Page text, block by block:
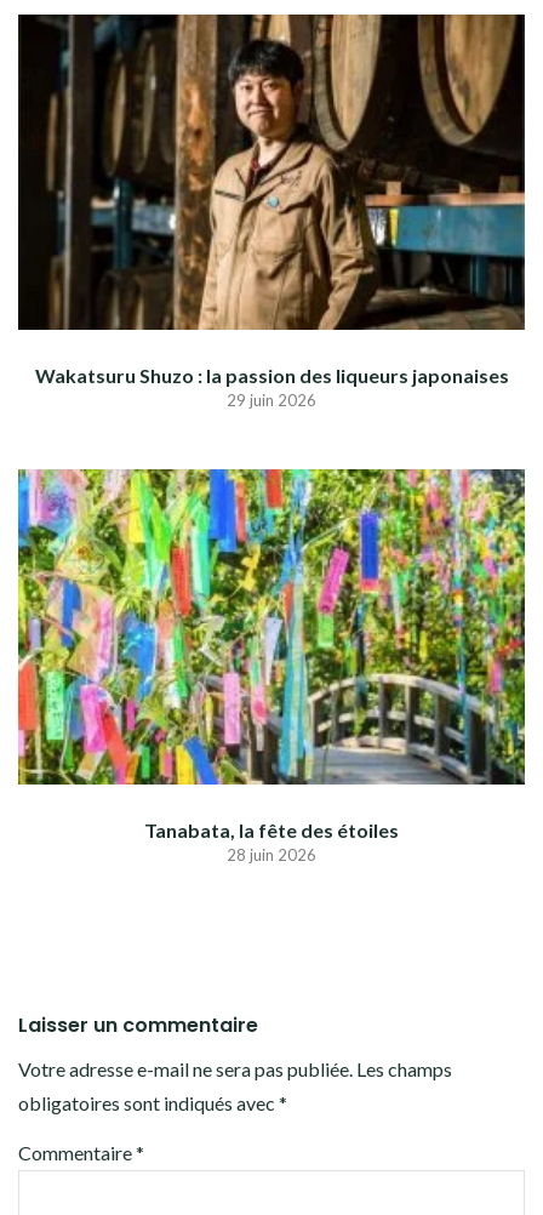
Wakatsuru Shuzo : la passion des liqueurs japonaises
29 juin 2026
Tanabata, la fête des étoiles
28 juin 2026
Laisser un commentaire
Votre adresse e-mail ne sera pas publiée. Les champs
obligatoires sont indiqués avec *
Commentaire*